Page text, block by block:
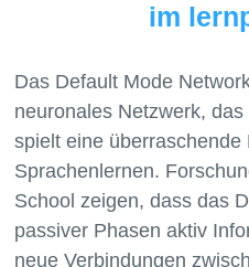
im
Das Default Mode
neuronales Netzwerk,
spielt eine überraschende
Sprachenlernen.
School zeigen, dass das
passiver Phasen aktiv
neue Verbindungen